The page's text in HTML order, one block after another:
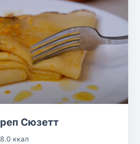
Сюзетт
ккал